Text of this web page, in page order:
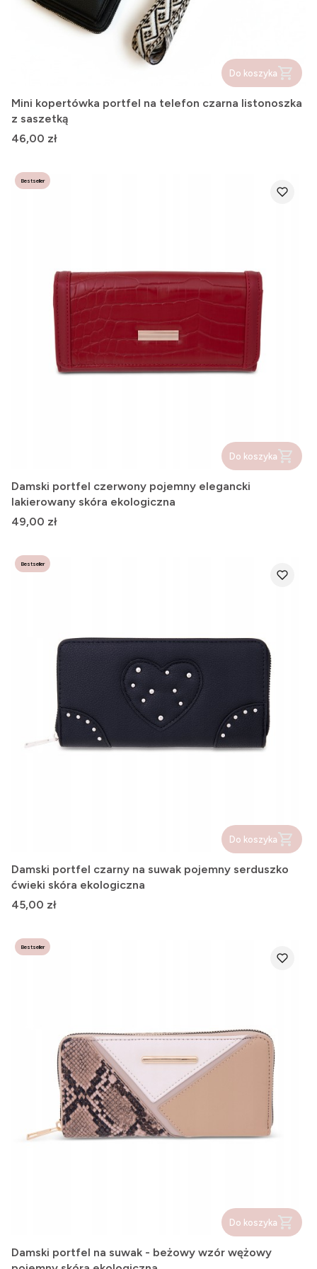
Do koszyka
Mini kopertówka portfel na telefon czarna listonoszka
z saszetką
Cena
46,00 zł
Bestseller
Do koszyka
Damski portfel czerwony pojemny elegancki
lakierowany skóra ekologiczna
Cena
49,00 zł
Bestseller
Do koszyka
Damski portfel czarny na suwak pojemny serduszko
ćwieki skóra ekologiczna
Cena
45,00 zł
Bestseller
Do koszyka
Damski portfel na suwak - beżowy wzór wężowy